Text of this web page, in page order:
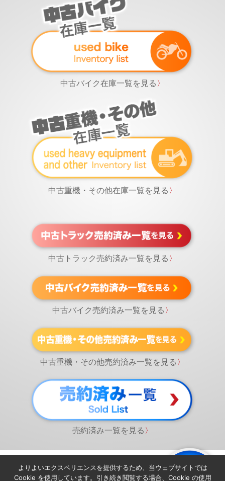
中古バイク在庫一覧を見る 〉
中古重機・その他在庫一覧を見る 〉
中古トラック売約済み一覧を見る 〉
中古バイク売約済み一覧を見る 〉
中古重機・その他売約済み一覧を見る 〉
売約済み一覧を見る 〉
よりよいエクスペリエンスを提供するため、当ウェブサイトでは
Cookie を使用しています。引き続き閲覧する場合、Cookie の使用